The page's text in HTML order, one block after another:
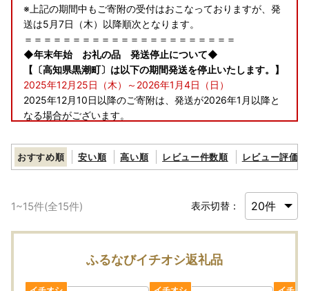
※上記の期間中もご寄附の受付はおこなっておりますが、発
送は5月7日（木）以降順次となります。
＝＝＝＝＝＝＝＝＝＝＝＝＝＝＝＝＝＝＝＝＝＝
◆年末年始 お礼の品 発送停止について◆
【〔高知県黒潮町〕は以下の期間発送を停止いたします。】
2025年12月25日（木）～2026年1月4日（日）
2025年12月10日以降のご寄附は、発送が2026年1月以降と
なる場合がございます。
でに決済が完了された場合でも、1月以降となる場合がござ
います。
送にお日にちを頂戴いたしますことを、あらかじめご了承く
ださい。
◆年末年始 ワンストップ特例申請書類送付について◆
ワンストップ特例申請および変更届
【申請期限 ご寄附の翌年1月10日】
おすすめ順 安い順 高い順 レビュー件数順 レビュー評価順
1~15件(全15件) 表示切替：
ふるなびイチオシ返礼品